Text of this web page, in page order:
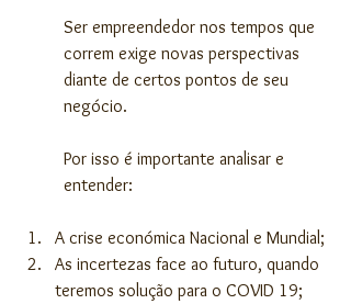
Ser empreendedor nos tempos que
correm exige novas perspectivas
diante de certos pontos de seu
negócio.
Por isso é importante analisar e
entender:
A crise económica Nacional e Mundial;
As incertezas face ao futuro, quando
teremos solução para o COVID 19;